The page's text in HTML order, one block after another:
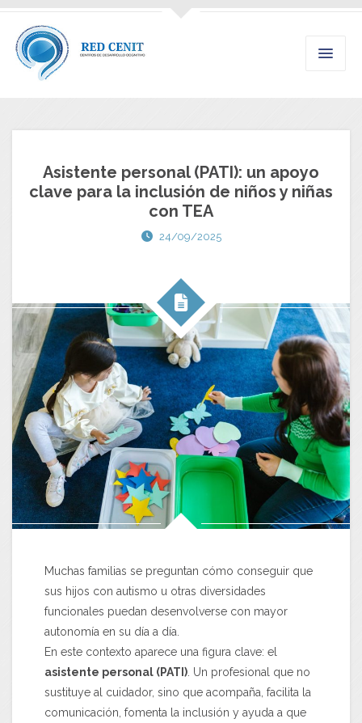
Asistente personal (PATI): un apoyo
clave para la inclusión de niños y niñas
con TEA
24/09/2025
Muchas familias se preguntan cómo conseguir que
sus hijos con autismo u otras diversidades
funcionales puedan desenvolverse con mayor
autonomía en su día a día.
En este contexto aparece una figura clave: el
asistente personal (PATI) . Un profesional que no
sustituye al cuidador, sino que acompaña, facilita la
comunicación, fomenta la inclusión y ayuda a que